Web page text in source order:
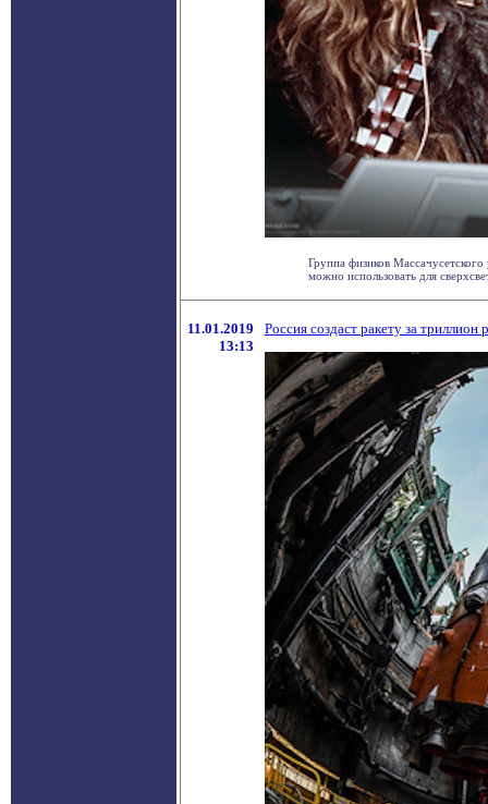
Группа физиков
можно использовать для
11.01.2019
13:13
Россия создаст ракету за триллион